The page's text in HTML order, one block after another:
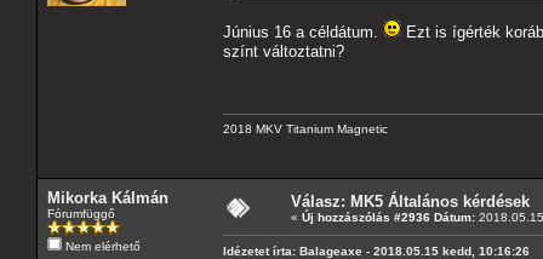
Június 16 a céldátum.
Ezt is ígérték
színt változtatni?
2018 MKV Titanium Magnetic
Mikorka Kálmán
Fórumfüggő
Nem elérhető
Válasz: MK5 Általános kérdések
« Új hozzászólás #2936 Dátum:
Idézetet írta: Balageaxe - 2018.05.15 kedd, 10:16:26